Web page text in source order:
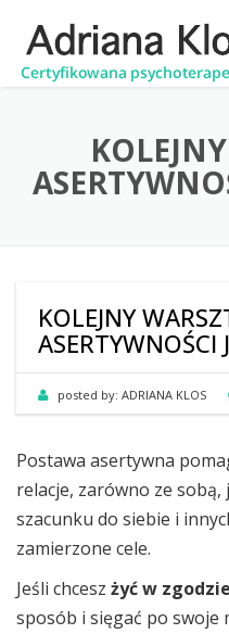
KOLEJNY
ASERTYWNOŚCI
posted by: ADRIANA KLOS
Postawa asertywna
relacje, zarówno ze sobą,
szacunku do siebie i
zamierzone cele.
Jeśli chcesz żyć w
sposób i sięgać po swoje